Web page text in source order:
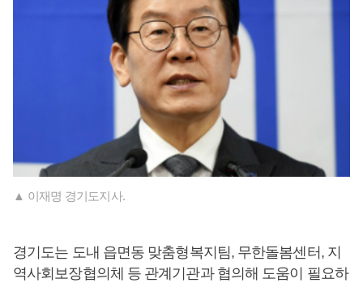
▲ 이재명 경기도지사.
경기도는 도내 읍면동 맞춤형복지팀, 무한돌봄센터, 지
역사회보장협의체 등 관계기관과 협의해 도움이 필요하